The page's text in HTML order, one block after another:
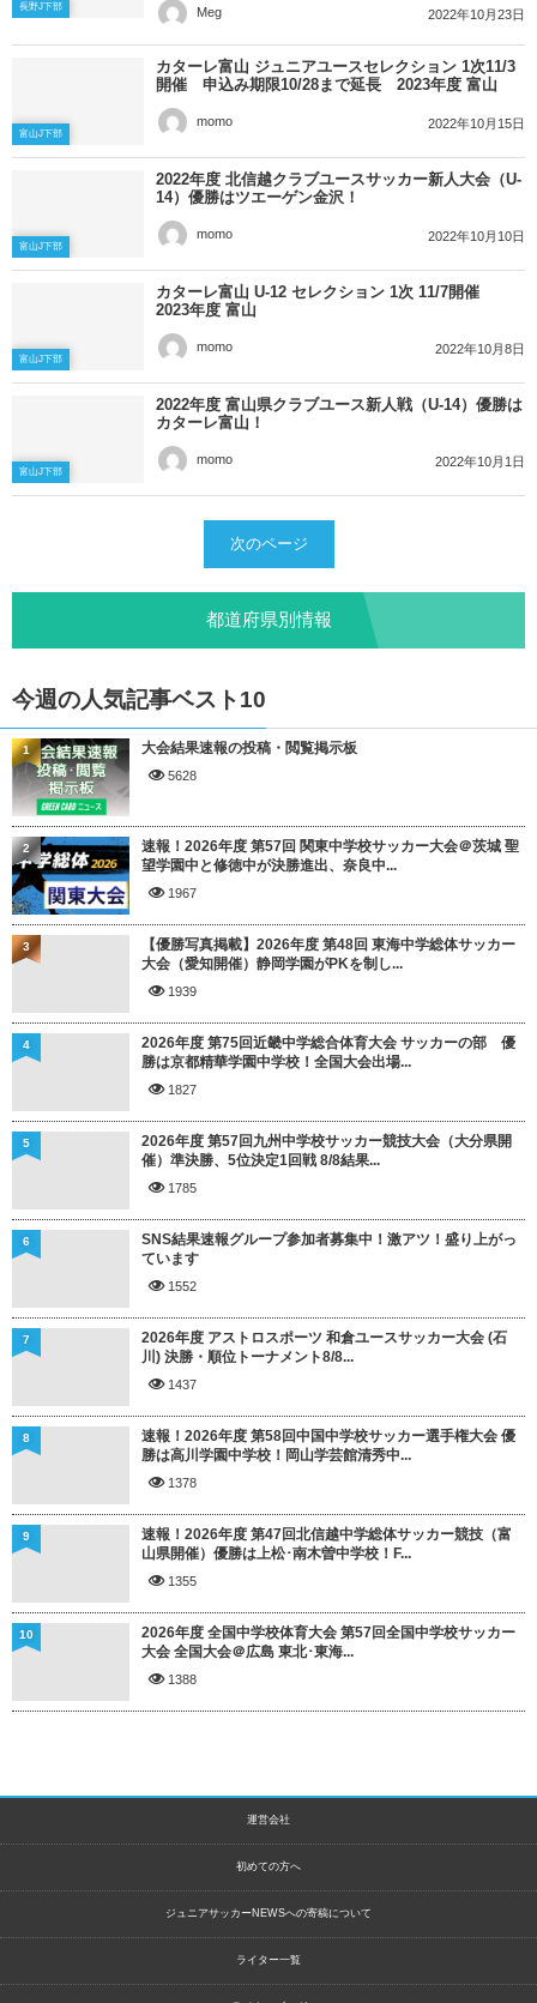
長野J下部 Meg 2022年10月23日
富山J下部
カターレ富山 ジュニアユースセレクション 1次11/3
開催 申込み期限10/28まで延長 2023年度 富山
momo 2022年10月15日
富山J下部
2022年度 北信越クラブユースサッカー新人大会（U-
14）優勝はツエーゲン金沢！
momo 2022年10月10日
富山J下部
カターレ富山 U-12 セレクション 1次 11/7開催
2023年度 富山
momo 2022年10月8日
富山J下部
2022年度 富山県クラブユース新人戦（U-14）優勝は
カターレ富山！
momo 2022年10月1日
次のページ
都道府県別情報
今週の人気記事ベスト10
大会結果速報の投稿・閲覧掲示板
5628
1
速報！2026年度 第57回 関東中学校サッカー大会＠茨城 聖
望学園中と修徳中が決勝進出、奈良中...
1967
2
【優勝写真掲載】2026年度 第48回 東海中学総体サッカー
大会（愛知開催）静岡学園がPKを制し...
1939
3
2026年度 第75回近畿中学総合体育大会 サッカーの部 優
勝は京都精華学園中学校！全国大会出場...
1827
4
2026年度 第57回九州中学校サッカー競技大会（大分県開
催）準決勝、5位決定1回戦 8/8結果...
1785
5
SNS結果速報グループ参加者募集中！激アツ！盛り上がっ
ています
1552
6
2026年度 アストロスポーツ 和倉ユースサッカー大会 (石
川) 決勝・順位トーナメント8/8...
1437
7
速報！2026年度 第58回中国中学校サッカー選手権大会 優
勝は高川学園中学校！岡山学芸館清秀中...
1378
8
速報！2026年度 第47回北信越中学総体サッカー競技（富
山県開催）優勝は上松･南木曽中学校！F...
1355
9
2026年度 全国中学校体育大会 第57回全国中学校サッカー
大会 全国大会＠広島 東北･東海...
1388
10
運営会社
初めての方へ
ジュニアサッカーNEWSへの寄稿について
ライター一覧